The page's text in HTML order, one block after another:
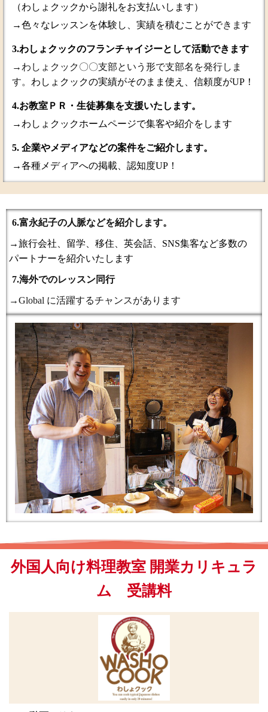
（わしょクックから謝礼をお支払いします）
→色々なレッスンを体験し、実績を積むことができます
3.わしょクックのフランチャイジーとして活動できます
→わしょクック〇〇支部という形で支部名を発行しま
す。 わしょクックの実績がそのまま使え、信頼度がUP！
4.お教室ＰＲ・生徒募集を支援いたします。
→わしょクックホームページで集客や紹介をします
5. 企業やメディアなどの案件をご紹介します。
→各種メディアへの掲載、認知度UP！
6.富永紀子の人脈などを紹介します。
→旅行会社、留学、移住、英会話、SNS集客など多数の
パートナーを紹介いたします
7.海外でのレッスン同行
→Global に活躍するチャンスがあります
外国人向け料理教室 開業カリキュラ
ム 受講料